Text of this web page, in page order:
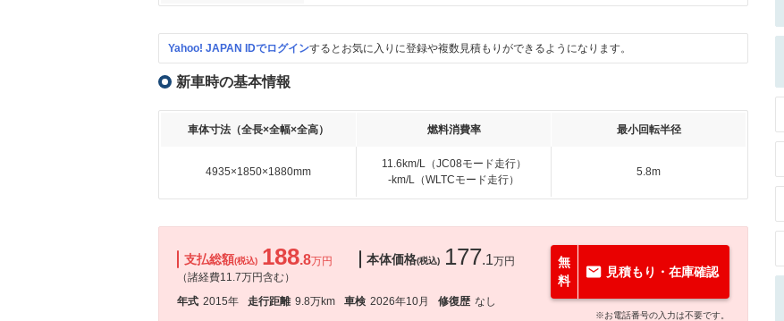
Yahoo! JAPAN IDでログインするとお気に入りに登録や複数見積もりができるようになります。
新車時の基本情報
車体寸法（全長×全幅×全高） 燃料消費率 最小回転半径
4935×1850×1880mm
11.6km/L（JC08モード走行）
-km/L（WLTCモード走行）
5.8m
支払総額(税込) 188.8万円
（諸経費11.7万円含む）
本体価格(税込) 177.1万円
年式 2015年 走行距離 9.8万km 車検 2026年10月 修復歴 なし
無
料
見積もり・在庫確認
※お電話番号の入力は不要です。